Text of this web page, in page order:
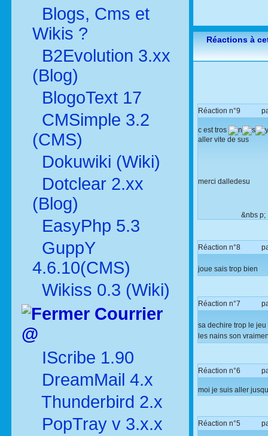
Blogs, Cms et
Wikis ?
B2Evolution 3.xx
(Blog)
BlogoText 17
CMSimple 3.2
(CMS)
Dokuwiki (Wiki)
Dotclear 2.xx
(Blog)
EasyPhp 5.3
GuppY
4.6.10(CMS)
Wikiss 0.3 (Wiki)
Courrier
@
IScribe 1.90
DreamMail 4.x
Thunderbird 2.x
PopTray v 3.x.x
Réactions à
Réaction n°9
c est tros
aller vite de sus
merci dalledesu
&nbs p;
Réaction n°8
joue sais trop bien
Réaction n°7
sa dechire trop le
les nains son
Réaction n°6
moi je suis aller
Réaction n°5